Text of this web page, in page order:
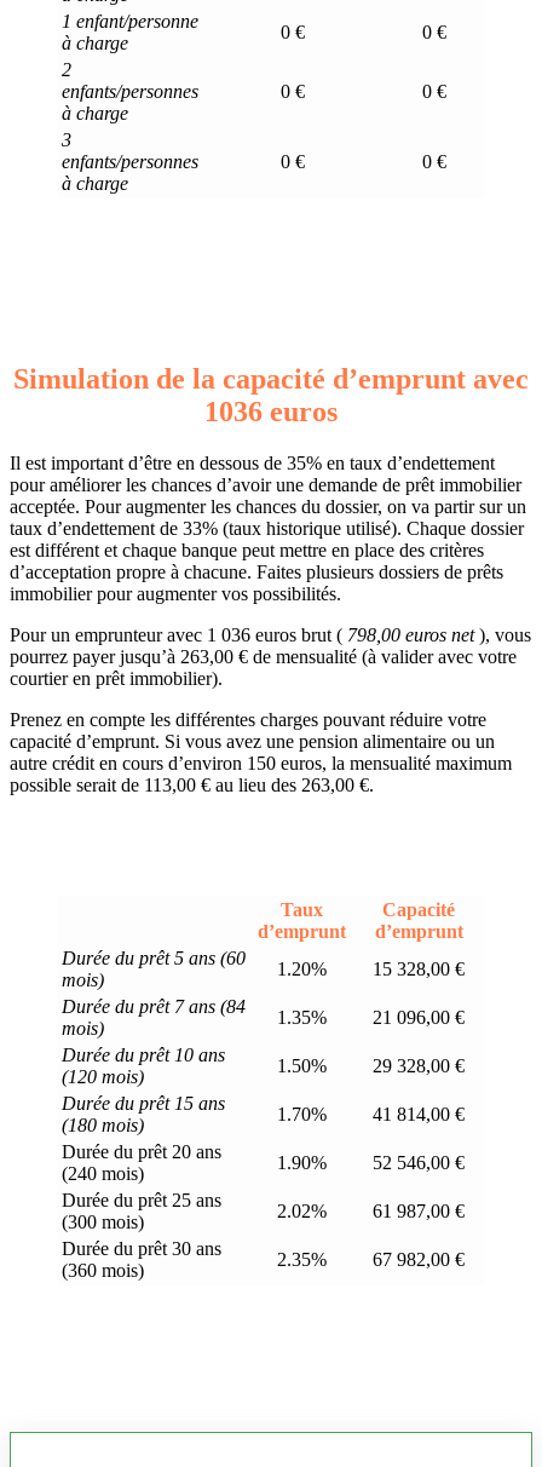
1 enfant/personne
à charge
0 €
0 €
2
enfants/personnes
à charge
0 € 0 €
3
enfants/personnes
à charge
0 € 0 €
Simulation de la capacité d’emprunt avec
1036 euros
Il est important d’être en dessous de 35% en taux d’endettement
pour améliorer les chances d’avoir une demande de prêt immobilier
acceptée. Pour augmenter les chances du dossier, on va partir sur un
taux d’endettement de 33% (taux historique utilisé). Chaque dossier
est différent et chaque banque peut mettre en place des critères
d’acceptation propre à chacune. Faites plusieurs dossiers de prêts
immobilier pour augmenter vos possibilités.
Pour un emprunteur avec 1 036 euros brut ( 798,00 euros net), vous
pourrez payer jusqu’à 263,00 € de mensualité (à valider avec votre
courtier en prêt immobilier).
Prenez en compte les différentes charges pouvant réduire votre
capacité d’emprunt. Si vous avez une pension alimentaire ou un
autre crédit en cours d’environ 150 euros, la mensualité maximum
possible serait de 113,00 € au lieu des 263,00 €.
Taux
d’emprunt
Capacité
d’emprunt
Durée du prêt 5 ans (60
mois)
1.20%
15 328,00 €
Durée du prêt 7 ans (84
mois)
1.35%
21 096,00 €
Durée du prêt 10 ans
(120 mois)
1.50%
29 328,00 €
Durée du prêt 15 ans
(180 mois)
1.70%
41 814,00 €
Durée du prêt 20 ans
(240 mois)
1.90%
52 546,00 €
Durée du prêt 25 ans
(300 mois)
2.02%
61 987,00 €
Durée du prêt 30 ans
(360 mois)
2.35% 67 982,00 €